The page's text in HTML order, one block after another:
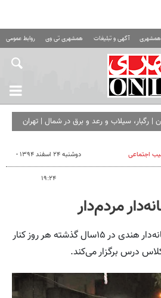
همشهری آگهی و تبلیغات همشهری تی وی روابط عمومی
برای ۴ استان | رگبار، سیلاب و رعد و برق در شمال | تهران
اجتماعی دوشنبه ۲۴ اسفند ۱۳۹۴ -
۱۹:۲۴
مردم‌دار
احمدآباد> کمال‌پارمار کارخانه‌دار هندی در ۱۵سال گذشته هر روز کنار
درس برگزار می‌کند.